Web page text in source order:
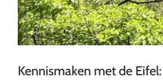
Kennismaken met de